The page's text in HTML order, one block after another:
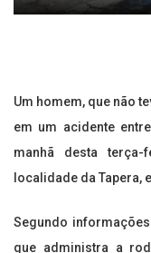
Um homem, que não
em um acidente
manhã desta
localidade da Tapera,
Segundo
que administra a